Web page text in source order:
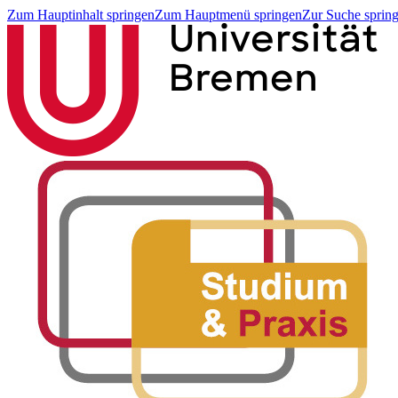
Zum Hauptinhalt springenZum Hauptmenü springenZur Suche